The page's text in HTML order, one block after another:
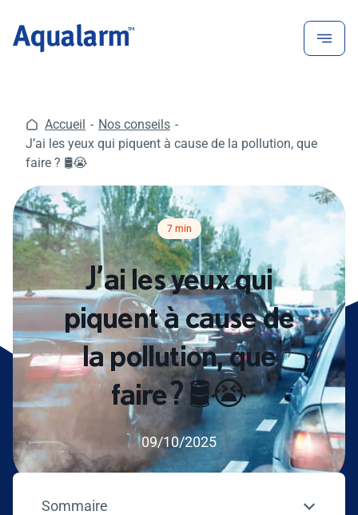
contenu
Accueil
Nos conseils
J’ai les yeux qui piquent à cause de la pollution, que
faire ? 🛢️😭
Temps de lecture :
7 min
J’ai les yeux qui
piquent à cause de
la pollution, que
faire ? 🛢️😭
09/10/2025
Sommaire